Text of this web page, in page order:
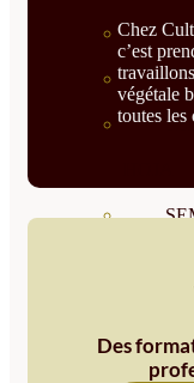
Chez
c’est
végétale
toutes les
Des